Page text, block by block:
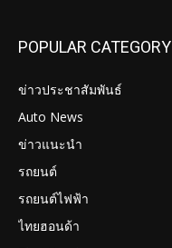
POPULAR CATEGORY
ข่าวประชาสัมพันธ์
Auto News
ข่าวแนะนำ
รถยนต์
รถยนต์ไฟฟ้า
ไทยฮอนด้า